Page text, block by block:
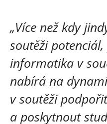
„Více než kdy
soutěži
informatika v
nabírá na
v soutěži
a poskytnout